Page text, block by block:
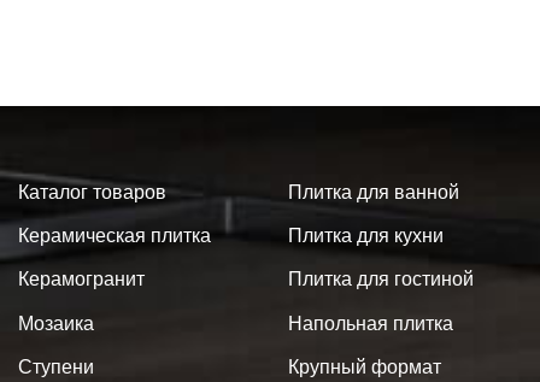
Каталог товаров
Керамическая плитка
Керамогранит
Мозаика
Ступени
Плитка для ванной
Плитка для кухни
Плитка для гостиной
Напольная плитка
Крупный формат